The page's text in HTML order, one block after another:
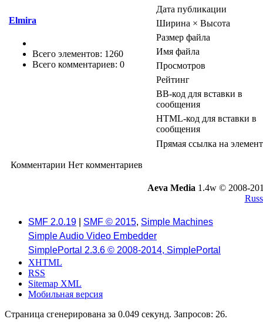
Elmira
Всего элементов: 1260
Всего комментариев: 0
Дата публикации
Ширина × Высота
Размер файла
Имя файла
Просмотров
Рейтинг
BB-код для вставки в
сообщения
HTML-код для вставки в
сообщения
Прямая ссылка на элемент
Комментарии Нет комментариев
Aeva Media 1.4w © 2008-
SMF 2.0.19 SMF © 2015, Simple Machines
Simple Audio Video Embedder
SimplePortal 2.3.6 © 2008-2014, SimplePortal
XHTML
RSS
Sitemap XML
Мобильная версия
Страница сгенерирована за 0.049 секунд. Запросов: 26.